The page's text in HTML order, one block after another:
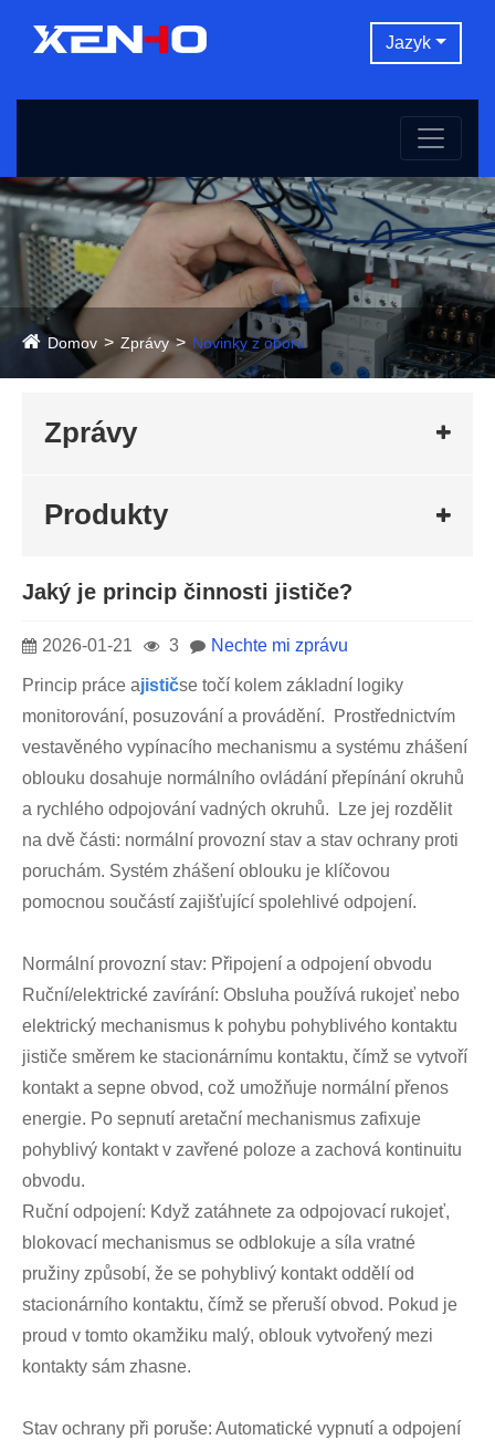
Jazyk
Domov Zprávy Novinky z oboru
Zprávy
Produkty
Jaký je princip činnosti jističe?
2026-01-21 3 Nechte mi zprávu
Princip práce ajističse točí kolem základní logiky
monitorování, posuzování a provádění. Prostřednictvím
vestavěného vypínacího mechanismu a systému zhášení
oblouku dosahuje normálního ovládání přepínání okruhů
a rychlého odpojování vadných okruhů. Lze jej rozdělit
na dvě části: normální provozní stav a stav ochrany proti
poruchám. Systém zhášení oblouku je klíčovou
pomocnou součástí zajišťující spolehlivé odpojení.
Normální provozní stav: Připojení a odpojení obvodu
Ruční/elektrické zavírání: Obsluha používá rukojeť nebo
elektrický mechanismus k pohybu pohyblivého kontaktu
jističe směrem ke stacionárnímu kontaktu, čímž se vytvoří
kontakt a sepne obvod, což umožňuje normální přenos
energie. Po sepnutí aretační mechanismus zafixuje
pohyblivý kontakt v zavřené poloze a zachová kontinuitu
obvodu.
Ruční odpojení: Když zatáhnete za odpojovací rukojeť,
blokovací mechanismus se odblokuje a síla vratné
pružiny způsobí, že se pohyblivý kontakt oddělí od
stacionárního kontaktu, čímž se přeruší obvod. Pokud je
proud v tomto okamžiku malý, oblouk vytvořený mezi
kontakty sám zhasne.
Stav ochrany při poruše: Automatické vypnutí a odpojení